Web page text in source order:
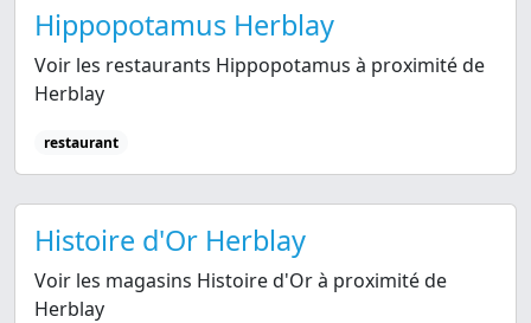
Hippopotamus Herblay
Voir les restaurants Hippopotamus à proximité de
Herblay
restaurant
Histoire d'Or Herblay
Voir les magasins Histoire d'Or à proximité de
Herblay